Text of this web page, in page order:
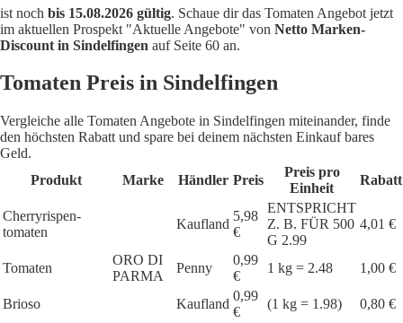
ist noch bis 15.08.2026 gültig. Schaue dir das Tomaten Angebot jetzt
im aktuellen Prospekt "Aktuelle Angebote" von Netto Marken-
Discount in Sindelfingen auf Seite 60 an.
Tomaten Preis in Sindelfingen
Vergleiche alle Tomaten Angebote in Sindelfingen miteinander, finde
den höchsten Rabatt und spare bei deinem nächsten Einkauf bares
Geld.
Produkt
Marke Händler Preis
Preis pro
Einheit
Rabatt
Cherryrispen-
tomaten
Kaufland
5,98
€
ENTSPRICHT
Z. B. FÜR 500
G 2.99
4,01 €
Tomaten
ORO DI
PARMA
Penny
0,99
€
1 kg = 2.48 1,00 €
Brioso Kaufland
0,99
€
(1 kg = 1.98) 0,80 €